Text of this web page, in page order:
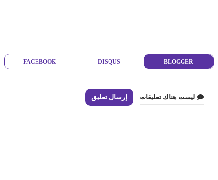
BLOGGER
DISQUS
FACEBOOK
ليست هناك تعليقات إرسال تعليق